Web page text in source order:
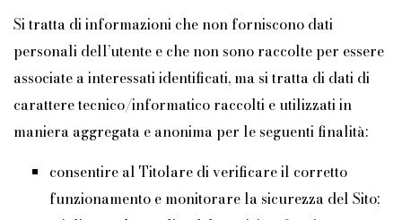
Si tratta di informazioni che non forniscono dati
personali dell’utente e che non sono raccolte per essere
associate a interessati identificati, ma si tratta di dati di
carattere tecnico/informatico raccolti e utilizzati in
maniera aggregata e anonima per le seguenti finalità:
consentire al Titolare di verificare il corretto
funzionamento e monitorare la sicurezza del Sito;